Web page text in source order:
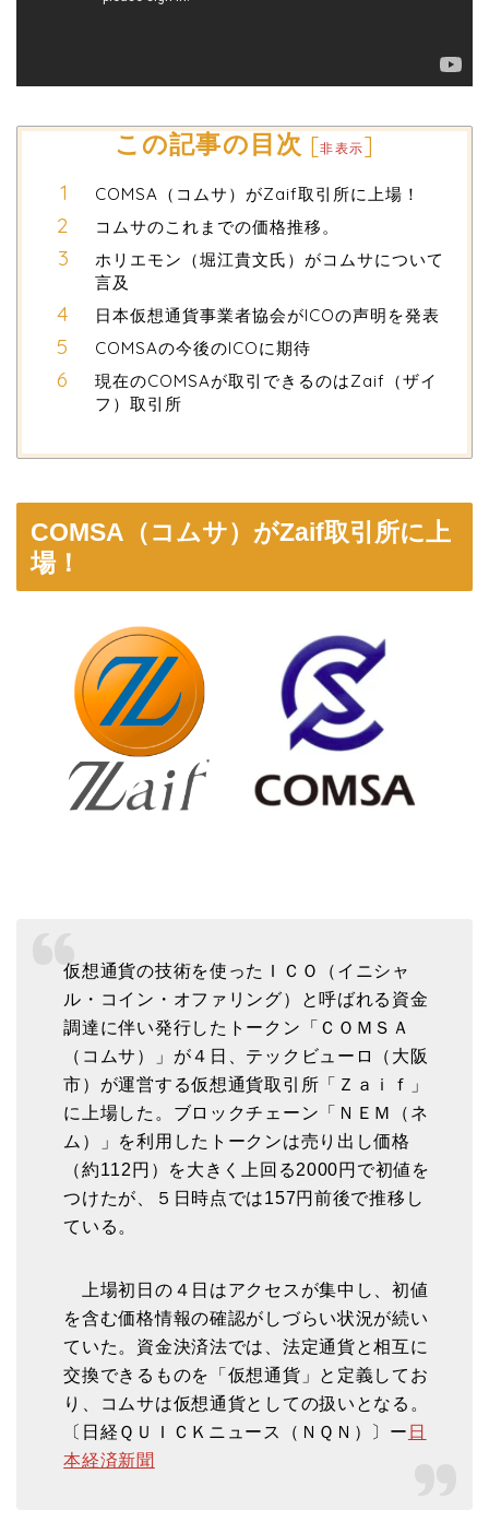
この記事の目次 [非表示]
COMSA（コムサ）がZaif取引所に上場！
コムサのこれまでの価格推移。
ホリエモン（堀江貴文氏）がコムサについて
言及
日本仮想通貨事業者協会がICOの声明を発表
COMSAの今後のICOに期待
現在のCOMSAが取引できるのはZaif（ザイ
フ）取引所
COMSA（コムサ）がZaif取引所に上
場！
仮想通貨の技術を使ったＩＣＯ（イニシャ
ル・コイン・オファリング）と呼ばれる資金
調達に伴い発行したトークン「ＣＯＭＳＡ
（コムサ）」が４日、テックビューロ（大阪
市）が運営する仮想通貨取引所「Ｚａｉｆ」
に上場した。ブロックチェーン「ＮＥＭ（ネ
ム）」を利用したトークンは売り出し価格
（約112円）を大きく上回る2000円で初値を
つけたが、５日時点では157円前後で推移し
ている。
上場初日の４日はアクセスが集中し、初値
を含む価格情報の確認がしづらい状況が続い
ていた。資金決済法では、法定通貨と相互に
交換できるものを「仮想通貨」と定義してお
り、コムサは仮想通貨としての扱いとなる。
〔日経ＱＵＩＣＫニュース（ＮＱＮ）〕ー 日
本経済新聞